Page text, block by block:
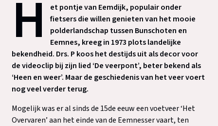
H
et pontje van Eemdijk, populair onder
fietsers die willen genieten van het mooie
polderlandschap tussen Bunschoten en
Eemnes, kreeg in 1973 plots landelijke
bekendheid. Drs. P koos het destijds uit als decor voor
de videoclip bij zijn lied ‘De veerpont’, beter bekend als
‘Heen en weer’. Maar de geschiedenis van het veer voert
nog veel verder terug.
Mogelijk was er al sinds de 15de eeuw een voetveer ‘Het
Overvaren’ aan het einde van de Eemnesser vaart, ten